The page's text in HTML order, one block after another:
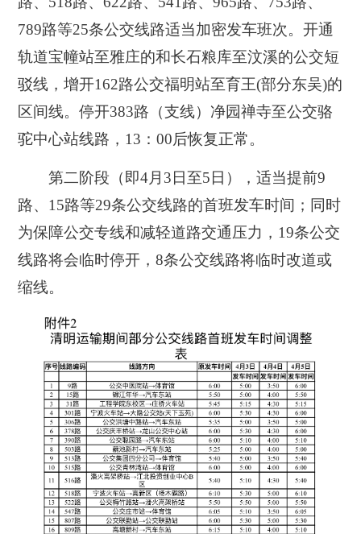
789路等25条公交线路适当加密发车班次。开通
轨道宝幢站至雅庄的和长石粮库至汶溪的公交短
驳线，增开162路公交福明站至育王(部分东吴)的
区间线。停开383路（支线）净园禅寺至公交骆
驼中心站线路，13：00后恢复正常。
第二阶段（即4月3日至5日），适当提前9
路、15路等29条公交线路的首班发车时间；同时
为保障公交专线和减轻道路交通压力，19条公交
线路将会临时停开，8条公交线路将临时改道或
缩线。